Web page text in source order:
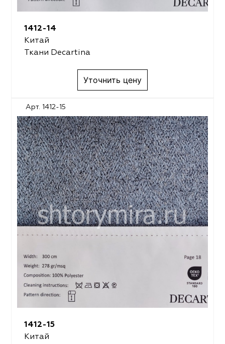
1412-14
Китай
Ткани Decartina
Уточнить цену
Арт. 1412-15
1412-15
Китай